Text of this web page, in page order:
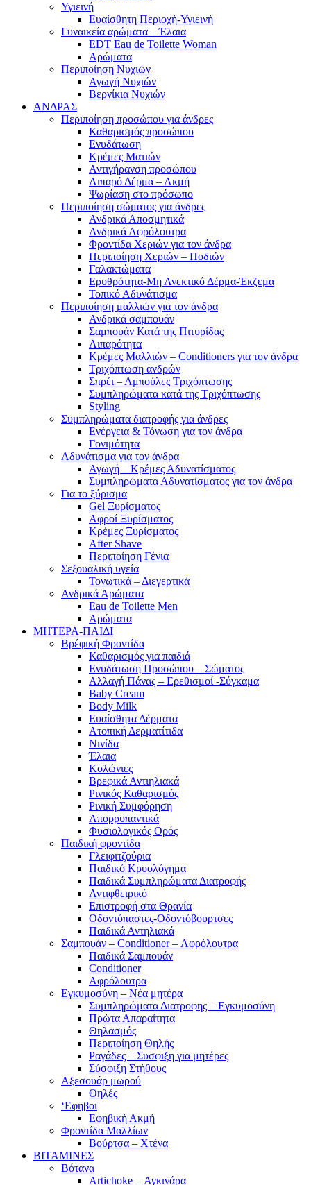
Υγιεινή
Ευαίσθητη Περιοχή-Υγιεινή
Γυναικεία αρώματα – Έλαια
EDT Eau de Toilette Woman
Αρώματα
Περιποίηση Νυχιών
Αγωγή Νυχιών
Βερνίκια Νυχιών
ΑΝΔΡΑΣ
Περιποίηση προσώπου για άνδρες
Καθαρισμός προσώπου
Ενυδάτωση
Κρέμες Ματιών
Αντιγήρανση προσώπου
Λιπαρό Δέρμα – Ακμή
Ψωρίαση στο πρόσωπο
Περιποίηση σώματος για άνδρες
Ανδρικά Αποσμητικά
Ανδρικά Αφρόλουτρα
Φροντίδα Χεριών για τον άνδρα
Περιποίηση Χεριών – Ποδιών
Γαλακτώματα
Ερυθρότητα-Μη Ανεκτικό Δέρμα-Έκζεμα
Τοπικό Αδυνάτισμα
Περιποίηση μαλλιών για τον άνδρα
Ανδρικά σαμπουάν
Σαμπουάν Κατά της Πιτυρίδας
Λιπαρότητα
Κρέμες Μαλλιών – Conditioners για τον άνδρα
Τριχόπτωση ανδρών
Σπρέι – Αμπούλες Τριχόπτωσης
Συμπληρώματα κατά της Τριχόπτωσης
Styling
Συμπληρώματα διατροφής για άνδρες
Ενέργεια & Τόνωση για τον άνδρα
Γονιμότητα
Αδυνάτισμα για τον άνδρα
Αγωγή – Κρέμες Αδυνατίσματος
Συμπληρώματα Αδυνατίσματος για τον άνδρα
Για το ξύρισμα
Gel Ξυρίσματος
Αφροί Ξυρίσματος
Κρέμες Ξυρίσματος
After Shave
Περιποίηση Γένια
Σεξουαλική υγεία
Τονωτικά – Διεγερτικά
Ανδρικά Αρώματα
Eau de Toilette Men
Αρώματα
ΜΗΤΕΡΑ-ΠΑΙΔΙ
Βρέφική Φροντίδα
Καθαρισμός για παιδιά
Ενυδάτωση Προσώπου – Σώματος
Αλλαγή Πάνας – Ερεθισμοί -Σύγκαμα
Baby Cream
Body Milk
Ευαίσθητα Δέρματα
Ατοπική Δερματίτιδα
Νινίδα
Έλαια
Κολώνιες
Βρεφικά Αντιηλιακά
Ρινικός Καθαρισμός
Ρινική Συμφόρηση
Απορρυπαντικά
Φυσιολογικός Ορός
Παιδική φροντίδα
Γλειφιτζούρια
Παιδικό Κρυολόγημα
Παιδικά Συμπληρώματα Διατροφής
Αντιφθειρικό
Επιστροφή στα Θρανία
Οδοντόπαστες-Οδοντόβουρτσες
Παιδικά Αντηλιακά
Σαμπουάν – Conditioner – Αφρόλουτρα
Παιδικά Σαμπουάν
Conditioner
Αφρόλουτρα
Εγκυμοσύνη – Νέα μητέρα
Συμπληρώματα Διατροφης – Εγκυμοσύνη
Πρώτα Απαραίτητα
Θηλασμός
Περιποίηση Θηλής
Ραγάδες – Συσφιξη για μητέρες
Σύσφιξη Στήθους
Αξεσουάρ μωρού
Θηλές
‘Εφηβοι
Εφηβική Ακμή
Φροντίδα Μαλλίων
Βούρτσα – Χτένα
ΒΙΤΑΜΙΝΕΣ
Βότανα
Artichoke – Αγκινάρα